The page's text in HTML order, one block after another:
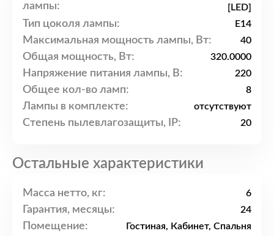
лампы: [LED]
Тип цоколя лампы: E14
Максимальная мощность лампы, Вт: 40
Общая мощность, Вт: 320.0000
Напряжение питания лампы, В: 220
Общее кол-во ламп: 8
Лампы в комплекте: отсутствуют
Степень пылевлагозащиты, IP: 20
Остальные характеристики
Масса нетто, кг: 6
Гарантия, месяцы: 24
Помещение: Гостиная, Кабинет, Спальня